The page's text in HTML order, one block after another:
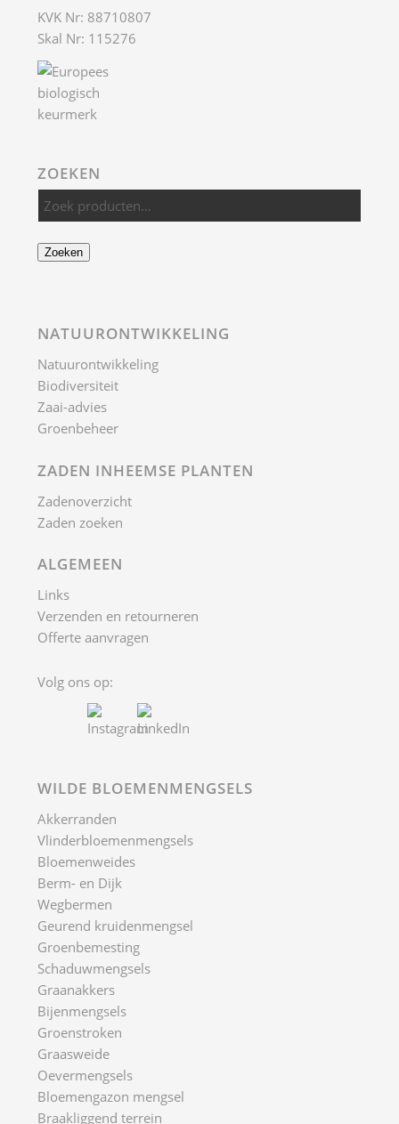
KVK Nr: 88710807
Skal Nr: 115276
ZOEKEN
Zoeken
NATUURONTWIKKELING
Natuurontwikkeling
Biodiversiteit
Zaai-advies
Groenbeheer
ZADEN INHEEMSE PLANTEN
Zadenoverzicht
Zaden zoeken
ALGEMEEN
Links
Verzenden en retourneren
Offerte aanvragen
Volg ons op:
WILDE BLOEMENMENGSELS
Akkerranden
Vlinderbloemenmengsels
Bloemenweides
Berm- en Dijk
Wegbermen
Geurend kruidenmengsel
Groenbemesting
Schaduwmengsels
Graanakkers
Bijenmengsels
Groenstroken
Graasweide
Oevermengsels
Bloemengazon mengsel
Braakliggend terrein